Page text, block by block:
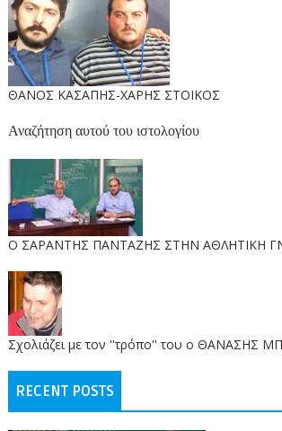
ΘΑΝΟΣ ΚΑΣΑΠΗΣ-ΧΑΡΗΣ ΣΤΟΙΚΟΣ
Αναζήτηση αυτού του ιστολογίου
O ΣΑΡΑΝΤΗΣ ΠΑΝΤΑΖΗΣ ΣΤΗΝ ΑΘΛΗΤΙΚΗ
Σχολιάζει με τον ''τρόπο'' του ο ΘΑΝΑΣΗΣ
RECENT POSTS